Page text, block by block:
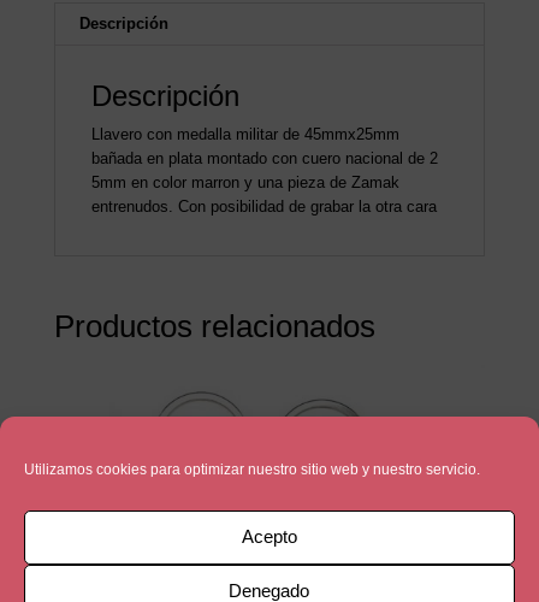
Utilizamos cookies para optimizar nuestro sitio web y nuestro servicio.
Acepto
Denegado
Descripción
Descripción
Llavero con medalla militar de 45mmx25mm
bañada en plata montado con cuero nacional de 2
5mm en color marron y una pieza de Zamak
entrenudos. Con posibilidad de grabar la otra cara
Productos relacionados